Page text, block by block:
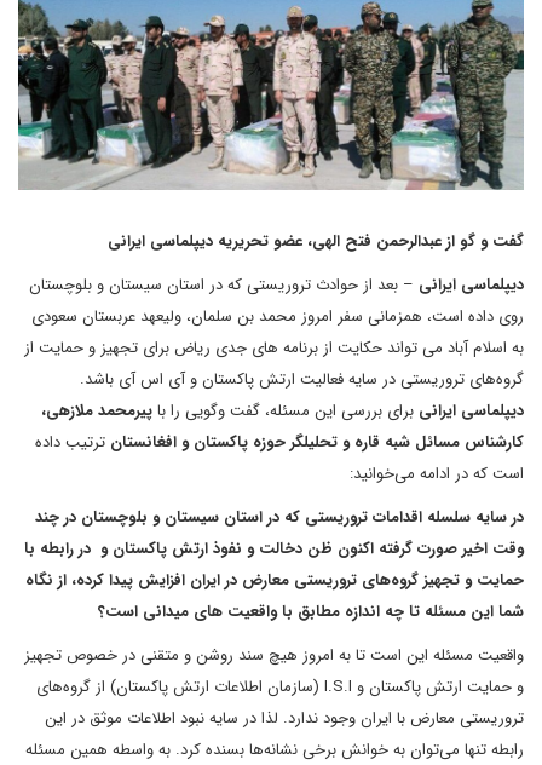
گفت و گو از عبدالرحمن فتح الهی، عضو تحریریه دیپلماسی ایرانی
دیپلماسی ایرانی – بعد از حوادث تروریستی که در استان سیستان و بلوچستان
روی داده است، همزمانی سفر امروز محمد بن سلمان، ولیعهد عربستان سعودی
به اسلام آباد می تواند حکایت از برنامه های جدی ریاض برای تجهیز و حمایت از
گروه‌های تروریستی در سایه فعالیت ارتش پاکستان و آی اس آی باشد.
دیپلماسی ایرانی برای بررسی این مسئله، گفت وگویی را باپیرمحمد ملازهی،
کارشناس مسائل شبه قاره و تحلیلگر حوزه پاکستان و افغانستان ترتیب داده
است که در ادامه می‌خوانید:
در سایه سلسله اقدامات تروریستی که در استان سیستان و بلوچستان در چند
وقت اخیر صورت گرفته اکنون ظن دخالت و نفوذ ارتش پاکستان و در رابطه با
حمایت و تجهیز گروه‌های تروریستی معارض در ایران افزایش پیدا کرده، از نگاه
شما این مسئله تا چه اندازه مطابق با واقعیت های میدانی است؟
واقعیت مسئله این است تا به امروز هیچ سند روشن و متقنی در خصوص تجهیز
و حمایت ارتش پاکستان و I.S.I (سازمان اطلاعات ارتش پاکستان) از گروه‌های
تروریستی معارض با ایران وجود ندارد. لذا در سایه نبود اطلاعات موثق در این
رابطه تنها می‌توان به خوانش برخی نشانه‌ها بسنده کرد. به واسطه همین مسئله